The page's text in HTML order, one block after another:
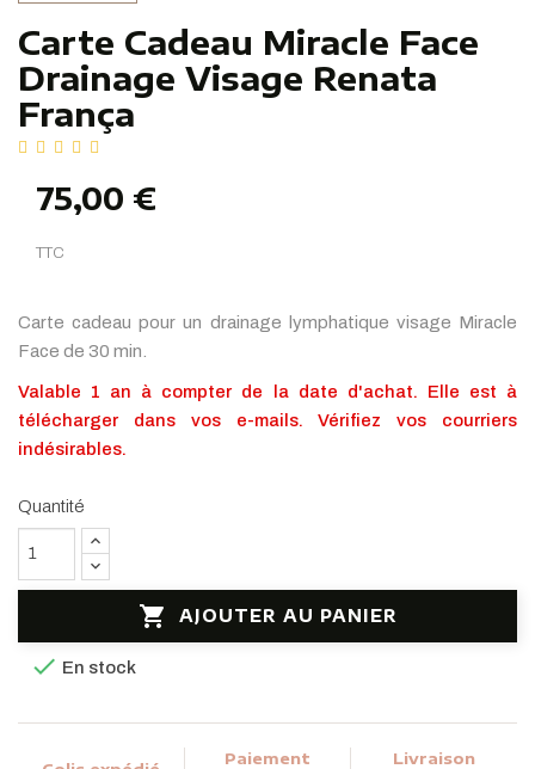
Carte Cadeau Miracle Face
Drainage Visage Renata
França
75,00 €
TTC
Carte cadeau pour un drainage lymphatique visage Miracle
Face de 30 min.
Valable 1 an à compter de la date d'achat. Elle est à
télécharger dans vos e-mails.Vérifiez vos courriers
indésirables.
Quantité
 AJOUTER AU PANIER
 En stock
Paiement
Livraison